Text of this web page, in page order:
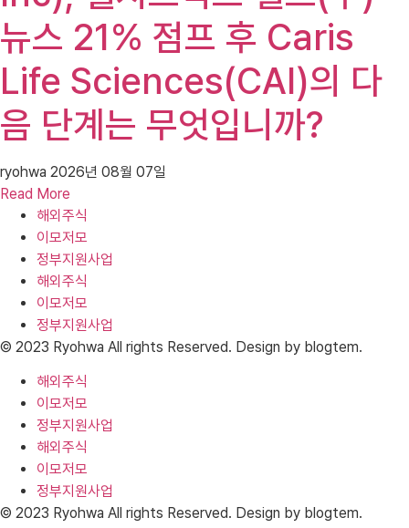
뉴스 21% 점프 후 Caris
Life Sciences(CAI)의 다
음 단계는 무엇입니까?
ryohwa 2026년 08월 07일
Read More
해외주식
이모저모
정부지원사업
해외주식
이모저모
정부지원사업
© 2023 Ryohwa All rights Reserved. Design by blogtem.
해외주식
이모저모
정부지원사업
해외주식
이모저모
정부지원사업
© 2023 Ryohwa All rights Reserved. Design by blogtem.